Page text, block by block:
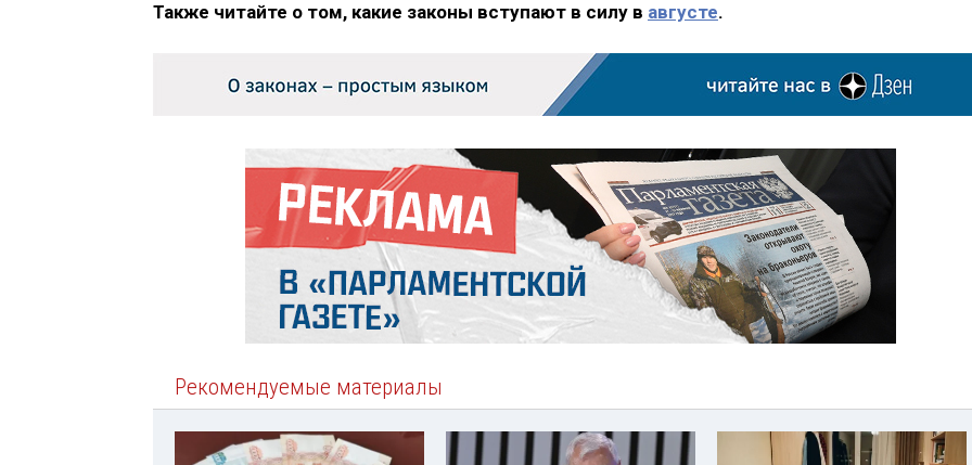
Также читайте о том, какие законы вступают в силу в августе.
Рекомендуемые материалы